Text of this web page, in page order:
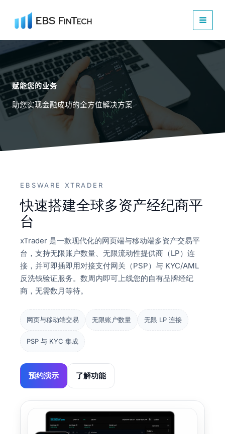
容
赋能您的业务
助您实现金融成功的全方位解决方案
EBSWARE XTRADER
快速搭建全球多资产经纪商平
台
xTrader 是一款现代化的网页端与移动端多资产交易平
台，支持无限账户数量、无限流动性提供商（LP）连
接，并可即插即用对接支付网关（PSP）与 KYC/AML
反洗钱验证服务。数周内即可上线您的自有品牌经纪
商，无需数月等待。
网页与移动端交易 无限账户数量 无限 LP 连接
PSP 与 KYC 集成
预约演示 了解功能